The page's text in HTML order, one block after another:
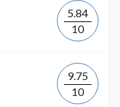
5.84
10
9.75
10